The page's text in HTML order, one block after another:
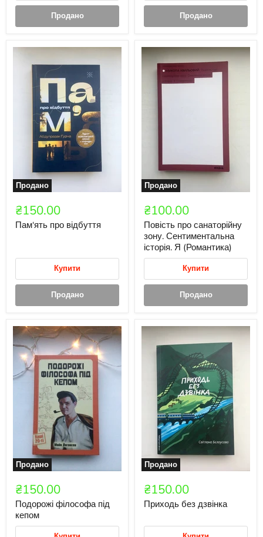
Продано Продано
Продано
₴150.00
Пам‘ять про відбуття
Купити
Продано
Продано
₴100.00
Повість про санаторійну
зону. Сентиментальна
історія. Я (Романтика)
Купити
Продано
Продано
₴150.00
Подорожі філософа під
кепом
Продано
₴150.00
Приходь без дзвінка